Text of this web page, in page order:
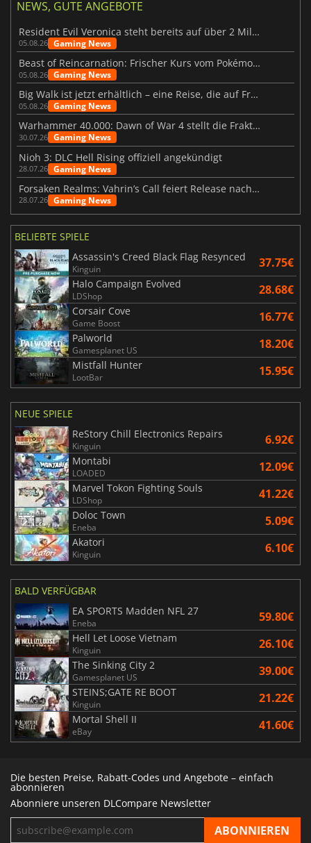
NEWS, GUTE ANGEBOTE
Resident Evil Veronica steht bereits auf über 2 Millionen Wunschlisten
05.08.26 Gaming News
Beast of Reincarnation: Frischer Kurs vom Pokémon-Studio
05.08.26 Gaming News
Big Walk ist jetzt erhältlich – eine Reise, die auf Freundschaft basiert
05.08.26 Gaming News
Warhammer 40.000: Dawn of War 4 stellt die Fraktion der Necrons vor
30.07.26 Gaming News
Nioh 3: DLC Hell Rising offiziell angekündigt
28.07.26 Gaming News
Forsaken Realms: Vahrin’s Call feiert Release nach 10 Jahren
28.07.26 Gaming News
BELIEBTE SPIELE
Assassin's Creed Black Flag Resynced
Kinguin 37.75€
Halo Campaign Evolved
LDShop 28.68€
Corsair Cove
Game Boost 16.77€
Palworld
Gamesplanet US 18.20€
Mistfall Hunter
LootBar 15.95€
NEUE SPIELE
ReStory Chill Electronics Repairs
Kinguin 6.92€
Montabi
LOADED 12.09€
Marvel Tokon Fighting Souls
LDShop 41.22€
Doloc Town
Eneba 5.09€
Akatori
Kinguin 6.10€
BALD VERFÜGBAR
EA SPORTS Madden NFL 27
Eneba 59.80€
Hell Let Loose Vietnam
Kinguin 26.10€
The Sinking City 2
Gamesplanet US 39.00€
STEINS;GATE RE BOOT
Kinguin 21.22€
Mortal Shell II
eBay 41.60€
Die besten Preise, Rabatt-Codes und Angebote – einfach
abonnieren
Abonniere unseren DLCompare Newsletter